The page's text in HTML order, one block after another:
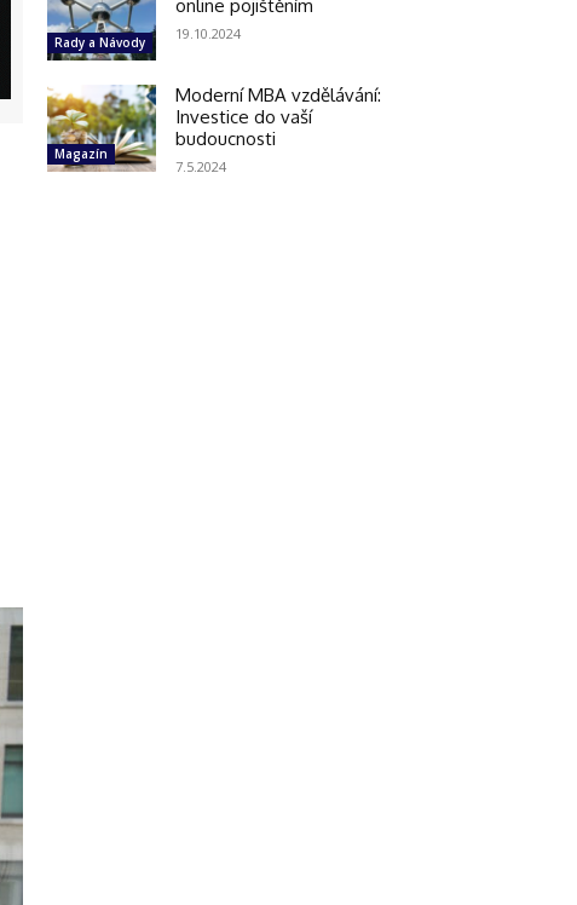
Rady a Návody
online pojištěním
19.10.2024
Magazín
Moderní MBA vzdělávání:
Investice do vaší
budoucnosti
7.5.2024